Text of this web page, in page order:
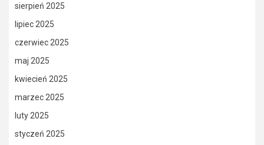
sierpień 2025
lipiec 2025
czerwiec 2025
maj 2025
kwiecień 2025
marzec 2025
luty 2025
styczeń 2025